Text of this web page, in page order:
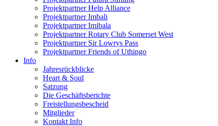
Projektpartner Help Alliance
Projektpartner Imbali
Projektpartner Imibala
Projektpartner Rotary Club Somerset West
Projektpartner Sir Lowrys Pass
Projektpartner Friends of Uthingo
Info
Jahresrückblicke
Heart & Soul
Satzung
Die Geschäftsberichte
Freistellungsbescheid
Mitglieder
Kontakt Info